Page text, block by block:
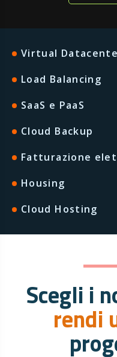
Virtual
Load Balancing
SaaS e PaaS
Cloud Backup
Fatturazione
Housing
Cloud Hosting
Scegli i
rendi